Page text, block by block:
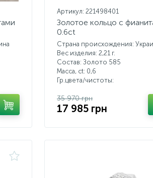
Артикул: 221498401
Золотое кольцо с
0.6ct
Страна происхождения:
Вес изделия: 2,21 г.
Состав: Золото 585
Масса, ct: 0,6
Гр.цвета/чистоты:
35 970 грн
17 985 грн